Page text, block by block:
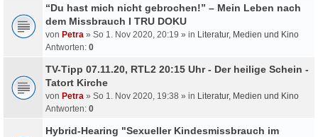
“Du hast mich nicht gebrochen!” – Mein Leben nach
dem Missbrauch I TRU DOKU
von Petra » So 1. Nov 2020, 20:19 » in Literatur, Medien und Kino
Antworten: 0
TV-Tipp 07.11.20, RTL2 20:15 Uhr - Der heilige Schein -
Tatort Kirche
von Petra » So 1. Nov 2020, 19:38 » in Literatur, Medien und Kino
Antworten: 0
Hybrid-Hearing "Sexueller Kindesmissbrauch im